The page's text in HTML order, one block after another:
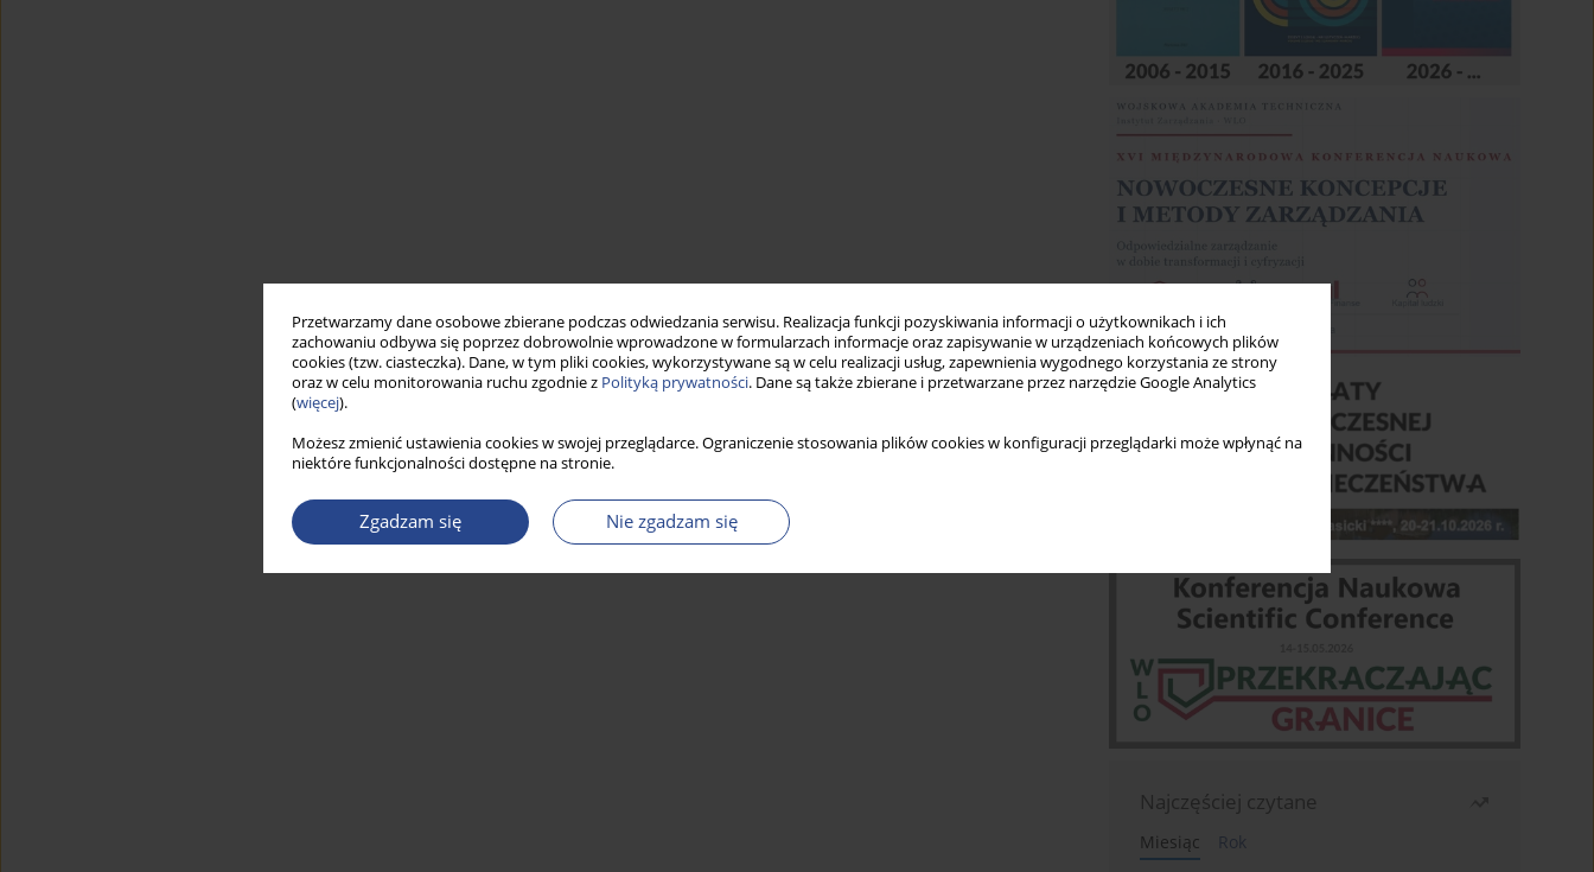
Przetwarzamy dane osobowe zbierane podczas odwiedzania serwisu. Realizacja funkcji pozyskiwania informacji o użytkownikach i ich
zachowaniu odbywa się poprzez dobrowolnie wprowadzone w formularzach informacje oraz zapisywanie w urządzeniach końcowych plików
cookies (tzw. ciasteczka). Dane, w tym pliki cookies, wykorzystywane są w celu realizacji usług, zapewnienia wygodnego korzystania ze strony
oraz w celu monitorowania ruchu zgodnie z Polityką prywatności. Dane są także zbierane i przetwarzane przez narzędzie Google Analytics
(więcej).
Możesz zmienić ustawienia cookies w swojej przeglądarce. Ograniczenie stosowania plików cookies w konfiguracji przeglądarki może wpłynąć na
niektóre funkcjonalności dostępne na stronie.
Zgadzam się Nie zgadzam się
Najczęściej czytane
Miesiąc
Rok